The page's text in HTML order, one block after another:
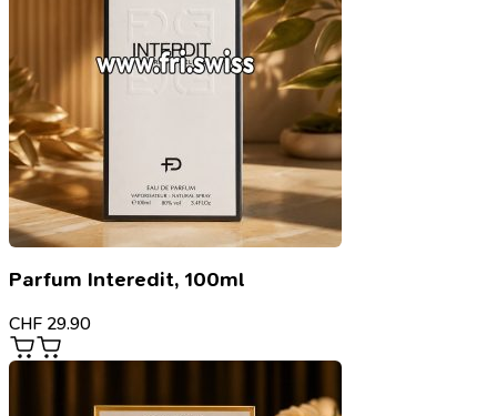
Parfum Interedit, 100ml
CHF 29.90